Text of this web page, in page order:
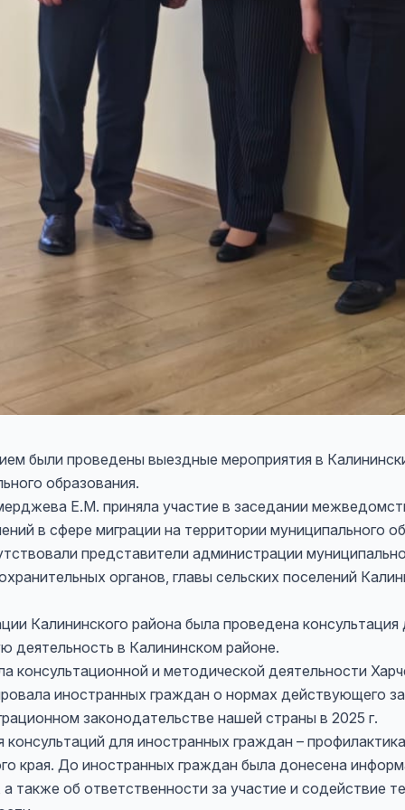
были проведены выездные мероприятия в
образования.
Е.М. приняла участие в заседании
в сфере миграции на территории муниципального
представители администрации
органов, главы сельских поселений
Калининского района была проведена
деятельность в Калининском районе.
консультационной и методической деятельности
иностранных граждан о нормах действующего
законодательстве нашей страны в 2025 г.
консультаций для иностранных граждан –
края. До иностранных граждан была донесена
также об ответственности за участие и содействие